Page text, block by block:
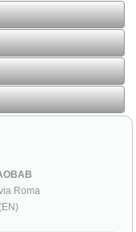
Roma